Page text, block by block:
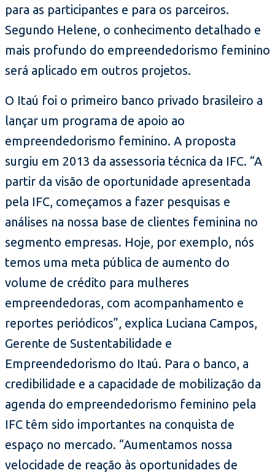
para as participantes e para os parceiros.
Segundo Helene, o conhecimento detalhado e
mais profundo do empreendedorismo feminino
será aplicado em outros projetos.
O Itaú foi o primeiro banco privado brasileiro a
lançar um programa de apoio ao
empreendedorismo feminino. A proposta
surgiu em 2013 da assessoria técnica da IFC. “A
partir da visão de oportunidade apresentada
pela IFC, começamos a fazer pesquisas e
análises na nossa base de clientes feminina no
segmento empresas. Hoje, por exemplo, nós
temos uma meta pública de aumento do
volume de crédito para mulheres
empreendedoras, com acompanhamento e
reportes periódicos”, explica Luciana Campos,
Gerente de Sustentabilidade e
Empreendedorismo do Itaú. Para o banco, a
credibilidade e a capacidade de mobilização da
agenda do empreendedorismo feminino pela
IFC têm sido importantes na conquista de
espaço no mercado. “Aumentamos nossa
velocidade de reação às oportunidades de